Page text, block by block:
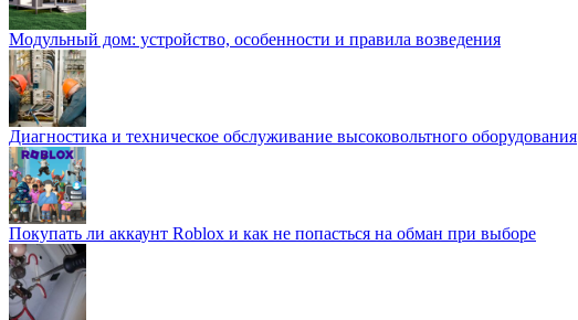
Модульный дом: устройство, особенности и правила возведения
Диагностика и техническое обслуживание высоковольтного оборудования
Покупать ли аккаунт Roblox и как не попасться на обман при выборе